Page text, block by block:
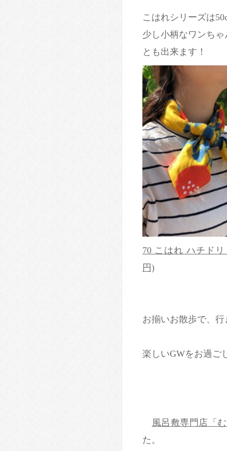
こはれシリーズは
少し小柄なワンち
とも出来ます！
70 こはれ ハチド
円)
お揃いお散歩で、
楽しいGWを
風呂敷専門店「
た。